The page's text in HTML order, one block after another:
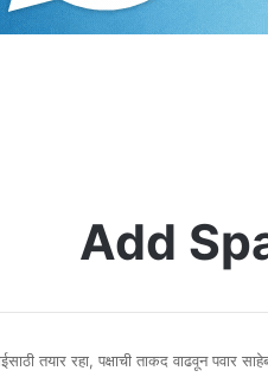
Add
तयार रहा, पक्षाची ताकद वाढवून पवार